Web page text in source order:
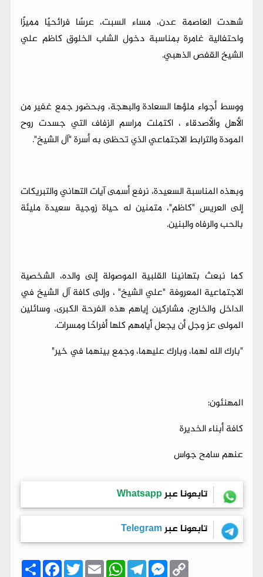
​شهدت العاصمة عدن، مساء السبت، عرسًا فرائحيًا مميزًا
واحتفالية غامرة بمناسبة دخول الشاب الخلوق كاظم علي
الشيخ القفص الذهبي.
​ووسط أجواء ملؤها السعادة والبهجة، وبحضور جمع غفير من
الأهل والأصدقاء ، اكتملت مراسم الزفاف التي جسدت روح
المودة والترابط الاجتماعي الذي تحظى به أسرة "آل الشيخ".
​وبهذه المناسبة السعيدة، نرفع أسمى آيات التهاني والتبريكات
إلى العريس "كاظم"، متمنين له حياة زوجية سعيدة مليئة
بالحب والرفاه والبنين.
​كما نبعث بتهانينا القلبية الموصولة إلى والده، الشخصية
الاجتماعية المعروفة "علي الشيخ" ، وإلى كافة آل الشيخ في
الداخل والخارج، مشاركين إياهم هذه الفرحة الكبرى، وسائلين
المولى عز وجل أن يجعل أيامهم كلها أفراحًا ومسرات.
​"بارك الله لهما، وبارك عليهما، وجمع بينهما في خير"
المهنئون:
كافة أبناء الخديرة
عنهم سامح جواس
تابعونا عبرWhatsapp
تابعونا عبرTelegram
ا F T E W T M C